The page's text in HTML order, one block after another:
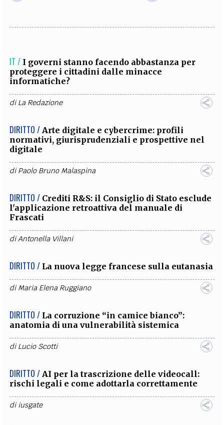
IT / I governi stanno facendo abbastanza per
proteggere i cittadini dalle minacce
informatiche?
diLa Redazione
DIRITTO / Arte digitale e cybercrime: profili
normativi, giurisprudenziali e prospettive nel
digitale
diPaolo Bruno Malaspina
DIRITTO / Crediti R&S: il Consiglio di Stato esclude
l'applicazione retroattiva del manuale di
Frascati
diAntonella Villani
DIRITTO / La nuova legge francese sulla eutanasia
diMaria Elena Ruggiano
DIRITTO / La corruzione “in camice bianco”:
anatomia di una vulnerabilità sistemica
diLucio Scotti
DIRITTO / AI per la trascrizione delle videocall:
rischi legali e come adottarla correttamente
diiusgate